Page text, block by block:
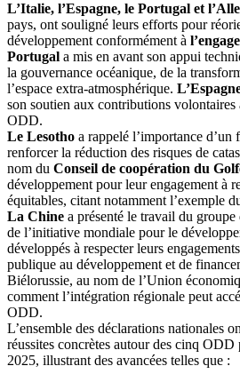
L’Italie, l’Espagne, le Portugal et
pays, ont souligné leurs efforts pour
développement conformément à
Portugal a mis en avant son appui
la gouvernance océanique, de la
l’espace extra-atmosphérique.
son soutien aux contributions
ODD.
Le Lesotho a rappelé l’importance
renforcer la réduction des risques de
nom du Conseil de coopération du
développement pour leur engagement à
équitables, citant notamment l’exemple
La Chine a présenté le travail du groupe
de l’initiative mondiale pour le
développés à respecter leurs
publique au développement et de
Biélorussie, au nom de l’Union
comment l’intégration régionale peut
ODD.
L’ensemble des déclarations nationales
réussites concrètes autour des cinq
2025, illustrant des avancées telles que :